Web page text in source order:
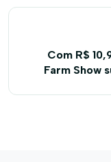
Com R$
Farm Show